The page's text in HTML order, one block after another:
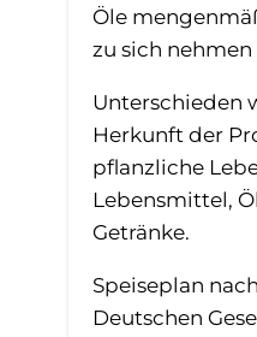
Öle
zu sich nehmen
Unterschieden
Herkunft der
pflanzliche
Lebensmittel,
Getränke.
Speiseplan
Deutschen